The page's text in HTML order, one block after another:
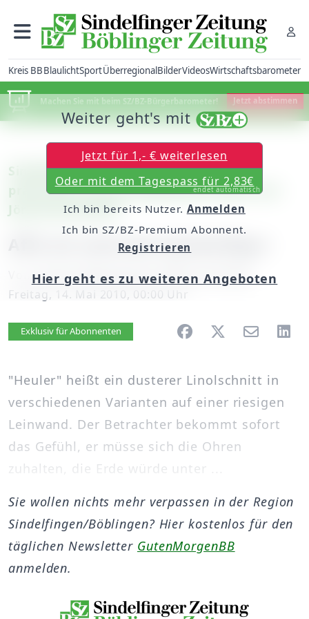
Kreis BBBlaulichtSportÜberregionalBilderVideosWirtschaftsbarometer
Machen Sie mit beim SZ/BZ-Bürgerbarometer! Jetzt abstimmen
Sindelfingen: Die Galerie der Stadt
präsentiert das druckgrafische Werk von
Jörg Immendorff
Affe als zentrale Symbolfigur
Vonunserer Mitarbeiterin Marina Schilpp
Freitag, 14. Mai 2010, 00:00 Uhr
Artikel vorlesen
Exklusiv für Abonnenten
"Heuler" heißt ein dusterer Linolschnitt in
verschiedenen Varianten auf einer riesigen
Leinwand. Der Betrachter bekommt sofort
das Gefühl, er müsse sich die Ohren
zuhalten, die Erde würde unter ...
Weiter geht's mit
Jetzt für 1,- € weiterlesen
Oder mit dem Tagespass für 2,83€
endet automatisch
Ich bin bereits Nutzer. Anmelden
Ich bin SZ/BZ-Premium Abonnent.
Registrieren
Hier geht es zu weiteren Angeboten
Sie wollen nichts mehr verpassen in der Region
Sindelfingen/Böblingen? Hier kostenlos für den
täglichen Newsletter GutenMorgenBB
anmelden.